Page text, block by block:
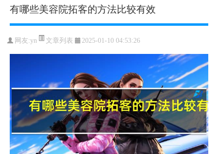
有哪些美容院拓客的方法比较有效
网友:yn 文章列表 2025-01-10 04:53:26